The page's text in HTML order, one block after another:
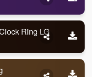
Ring LG